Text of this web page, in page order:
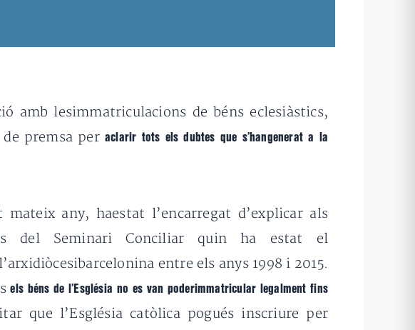
amb lesimmatriculacions de béns eclesiàstics,
de premsa peraclarir tots els dubtes que s’hangenerat a la
any, haestat l’encarregat d’explicar als
del Seminari Conciliar quin ha estat el
entre els anys 1998 i 2015.
els béns de l’Església no es van poderimmatricular legalment fins
que l’Església catòlica pogués inscriure per